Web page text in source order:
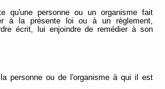
qu'une personne ou un organisme fait
à la présente loi ou à un règlement,
écrit, lui enjoindre de remédier à son
personne ou de l'organisme à qui il est